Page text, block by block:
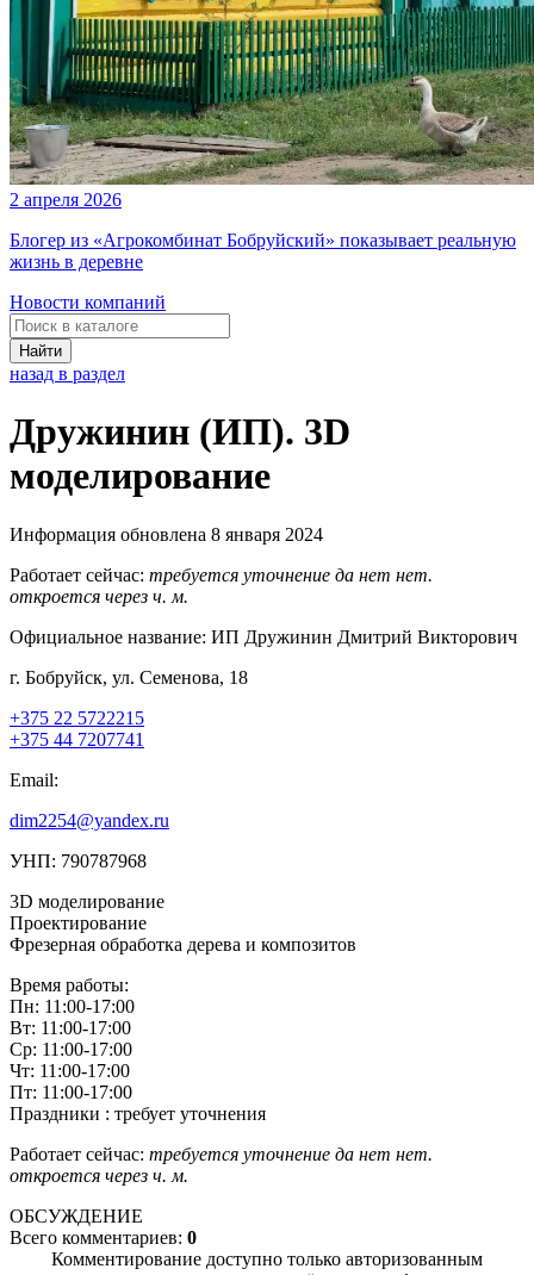
2 апреля 2026
Блогер из «Агрокомбинат Бобруйский» показывает реальную
жизнь в деревне
Новости компаний
Найти
назад в раздел
Дружинин (ИП). 3D
моделирование
Информация обновлена 8 января 2024
Работает сейчас: требуется уточнение да нет нет.
откроется через ч. м.
Официальное название: ИП Дружинин Дмитрий Викторович
г. Бобруйск, ул. Семенова, 18
+375 22 5722215
+375 44 7207741
Email:
dim2254@yandex.ru
УНП: 790787968
3D моделирование
Проектирование
Фрезерная обработка дерева и композитов
Время работы:
Пн: 11:00-17:00
Вт: 11:00-17:00
Ср: 11:00-17:00
Чт: 11:00-17:00
Пт: 11:00-17:00
Праздники : требует уточнения
Работает сейчас: требуется уточнение да нет нет.
откроется через ч. м.
ОБСУЖДЕНИЕ
Всего комментариев: 0
Комментирование доступно только авторизованным